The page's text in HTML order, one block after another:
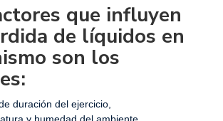
que influyen
de líquidos en
son los
duración del ejercicio,
y humedad del ambiente